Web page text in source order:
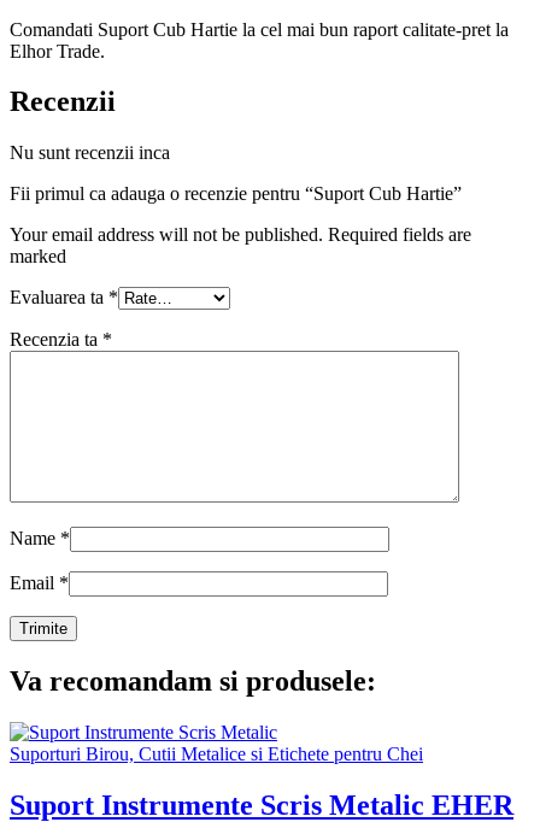
Comandati Suport Cub Hartie la cel mai bun raport calitate-pret la
Elhor Trade.
Recenzii
Nu sunt recenzii inca
Fii primul ca adauga o recenzie pentru “Suport Cub Hartie”
Your email address will not be published. Required fields are
marked
Evaluarea ta *
Recenzia ta *
Name *
Email *
Va recomandam si produsele:
Suporturi Birou, Cutii Metalice si Etichete pentru Chei
Suport Instrumente Scris Metalic EHER